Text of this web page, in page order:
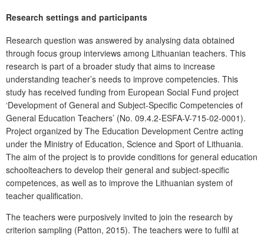
Research settings and participants
Research question was answered by analysing data obtained
through focus group interviews among Lithuanian teachers. This
research is part of a broader study that aims to increase
understanding teacher’s needs to improve competencies. This
study has received funding from European Social Fund project
‘Development of General and Subject-Specific Competencies of
General Education Teachers’ (No. 09.4.2-ESFA-V-715-02-0001).
Project organized by The Education Development Centre acting
under the Ministry of Education, Science and Sport of Lithuania.
The aim of the project is to provide conditions for general education
schoolteachers to develop their general and subject-specific
competences, as well as to improve the Lithuanian system of
teacher qualification.
The teachers were purposively invited to join the research by
criterion sampling (Patton, 2015). The teachers were to fulfil at